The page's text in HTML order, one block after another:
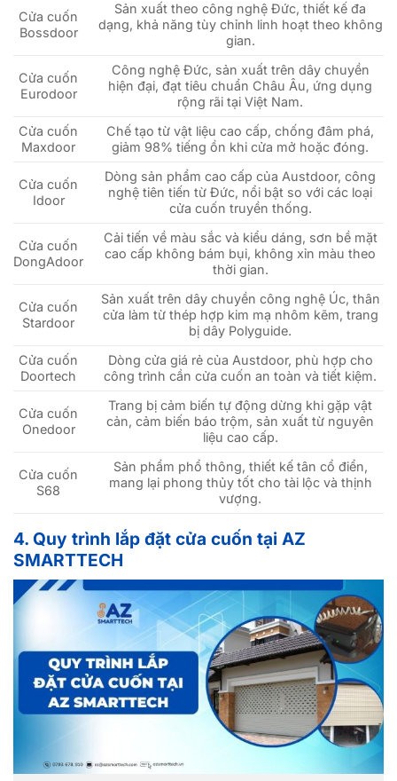
Cửa cuốn
Bossdoor
Sản xuất theo công nghệ Đức, thiết kế đa
dạng, khả năng tùy chỉnh linh hoạt theo không
gian.
Cửa cuốn
Eurodoor
Công nghệ Đức, sản xuất trên dây chuyền
hiện đại, đạt tiêu chuẩn Châu Âu, ứng dụng
rộng rãi tại Việt Nam.
Cửa cuốn
Maxdoor
Chế tạo từ vật liệu cao cấp, chống đâm phá,
giảm 98% tiếng ồn khi cửa mở hoặc đóng.
Cửa cuốn
Idoor
Dòng sản phẩm cao cấp của Austdoor, công
nghệ tiên tiến từ Đức, nổi bật so với các loại
cửa cuốn truyền thống.
Cửa cuốn
DongAdoor
Cải tiến về màu sắc và kiểu dáng, sơn bề mặt
cao cấp không bám bụi, không xỉn màu theo
thời gian.
Cửa cuốn
Stardoor
Sản xuất trên dây chuyền công nghệ Úc, thân
cửa làm từ thép hợp kim mạ nhôm kẽm, trang
bị dây Polyguide.
Cửa cuốn
Doortech
Dòng cửa giá rẻ của Austdoor, phù hợp cho
công trình cần cửa cuốn an toàn và tiết kiệm.
Cửa cuốn
Onedoor
Trang bị cảm biến tự động dừng khi gặp vật
cản, cảm biến báo trộm, sản xuất từ nguyên
liệu cao cấp.
Cửa cuốn
S68
Sản phẩm phổ thông, thiết kế tân cổ điển,
mang lại phong thủy tốt cho tài lộc và thịnh
vượng.
4. Quy trình lắp đặt cửa cuốn tại AZ
SMARTTECH